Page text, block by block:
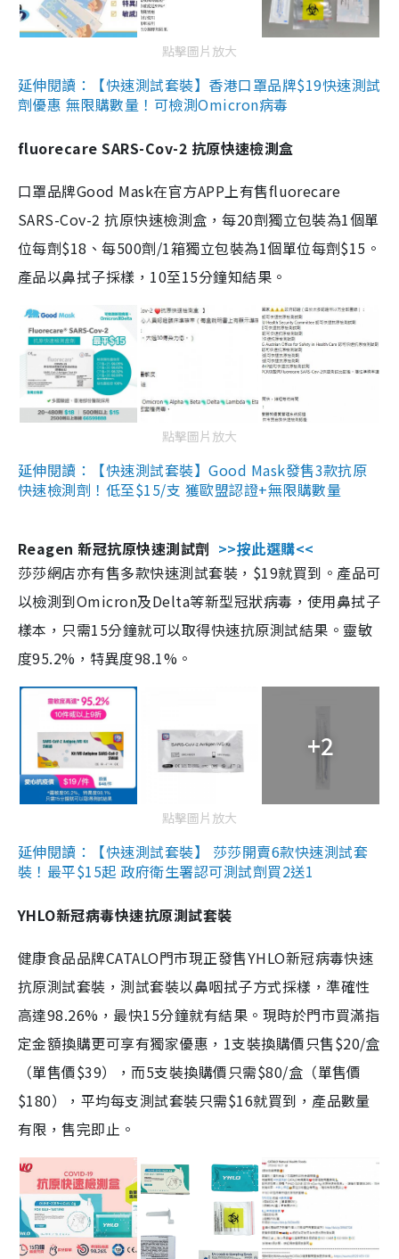
點擊圖片放大
延伸閱讀：【快速測試套裝】香港口罩品牌$19快速測試
劑優惠 無限購數量！可檢測Omicron病毒
fluorecare SARS-Cov-2 抗原快速檢測盒
口罩品牌Good Mask在官方APP上有售fluorecare
SARS-Cov-2 抗原快速檢測盒，每20劑獨立包裝為1個單
位每劑$18、每500劑/1箱獨立包裝為1個單位每劑$15。
產品以鼻拭子採樣，10至15分鐘知結果。
點擊圖片放大
延伸閱讀：【快速測試套裝】Good Mask發售3款抗原
快速檢測劑！低至$15/支 獲歐盟認證+無限購數量
Reagen 新冠抗原快速測試劑 >>按此選購<<
莎莎網店亦有售多款快速測試套裝，$19就買到。產品可
以檢測到Omicron及Delta等新型冠狀病毒，使用鼻拭子
樣本，只需15分鐘就可以取得快速抗原測試結果。靈敏
度95.2%，特異度98.1%。
+2
點擊圖片放大
延伸閱讀：【快速測試套裝】 莎莎開賣6款快速測試套
裝！最平$15起 政府衛生署認可測試劑買2送1
YHLO新冠病毒快速抗原測試套裝
健康食品品牌CATALO門市現正發售YHLO新冠病毒快速
抗原測試套裝，測試套裝以鼻咽拭子方式採樣，準確性
高達98.26%，最快15分鐘就有結果。現時於門市買滿指
定金額換購更可享有獨家優惠，1支裝換購價只售$20/盒
（單售價$39），而5支裝換購價只需$80/盒（單售價
$180），平均每支測試套裝只需$16就買到，產品數量
有限，售完即止。